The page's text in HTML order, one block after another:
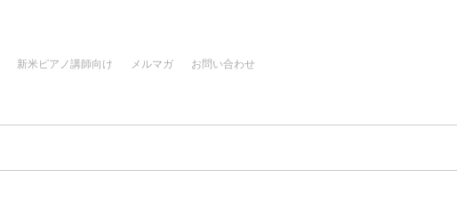
新米ピアノ講師向け メルマガ お問い合わせ